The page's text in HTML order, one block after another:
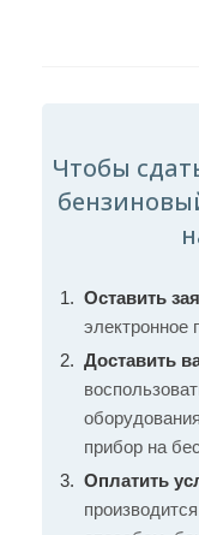
Чтобы
Оставить
электронное
Доставить
прибор на
Оплатить